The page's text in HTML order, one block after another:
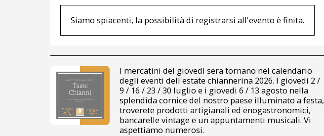
Siamo spiacenti, la possibilità di registrarsi all'evento è finita.
I mercatini del giovedì sera tornano nel calendario
degli eventi dell'estate chiannerina 2026. I giovedi 2 /
9 / 16 / 23 / 30 luglio e i giovedi 6 / 13 agosto nella
splendida cornice del nostro paese illuminato a festa,
troverete prodotti artigianali ed enogastronomici,
bancarelle vintage e un appuntamenti musicali. Vi
aspettiamo numerosi.